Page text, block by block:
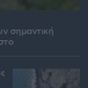
σημαντική